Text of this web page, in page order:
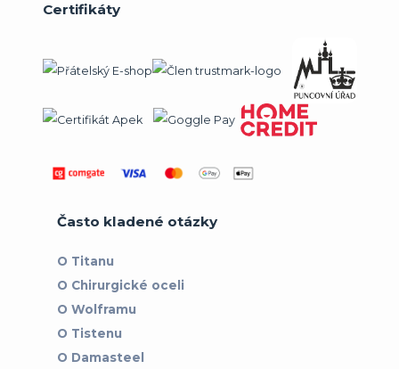
Certifikáty
Často kladené otázky
O Titanu
O Chirurgické oceli
O Wolframu
O Tistenu
O Damasteel